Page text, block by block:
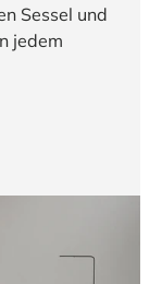
Sessel und
jedem